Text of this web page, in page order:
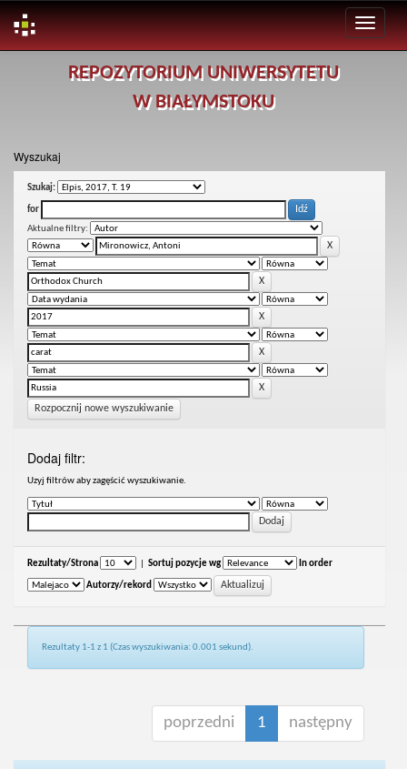
REPOZYTORIUM UNIWERSYTETU
W BIAŁYMSTOKU
Wyszukaj
Szukaj:
for
Aktualne filtry:
Rozpocznij nowe wyszukiwanie
Dodaj filtr:
Uzyj filtrów aby zagęścić wyszukiwanie.
Rezultaty/Strona Sortuj pozycje wg In order
Autorzy/rekord
Rezultaty 1-1 z 1 (Czas wyszukiwania: 0.001 sekund).
poprzedni 1 następny